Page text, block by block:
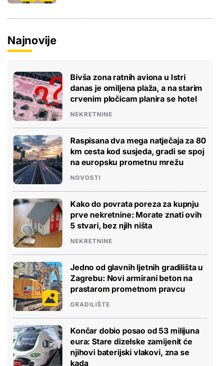
Najnovije
Bivša zona ratnih aviona u Istri
danas je omiljena plaža, a na starim
crvenim pločicam planira se hotel
NEKRETNINE
Raspisana dva mega natječaja za 80
km cesta kod susjeda, gradi se spoj
na europsku prometnu mrežu
NOVOSTI
Kako do povrata poreza za kupnju
prve nekretnine: Morate znati ovih
5 stvari, bez njih ništa
NEKRETNINE
Jedno od glavnih ljetnih gradilišta u
Zagrebu: Novi armirani beton na
prastarom prometnom pravcu
GRADILIŠTE
Končar dobio posao od 53 milijuna
eura: Stare dizelske zamijenit će
njihovi baterijski vlakovi, zna se
kada